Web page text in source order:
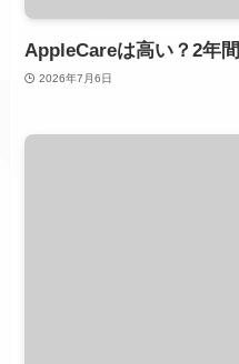
AppleCareは高い？2年
2026年7月6日